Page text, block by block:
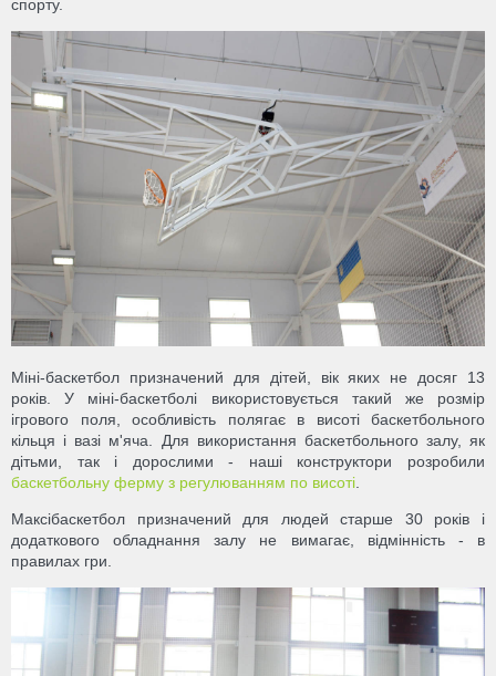
спорту.
Міні-баскетбол призначений для дітей, вік яких не досяг 13
років. У міні-баскетболі використовується такий же розмір
ігрового поля, особливість полягає в висоті баскетбольного
кільця і вазі м'яча. Для використання баскетбольного залу, як
дітьми, так і дорослими - наші конструктори розробили
баскетбольну ферму з регулюванням по висоті.
Максібаскетбол призначений для людей старше 30 років і
додаткового обладнання залу не вимагає, відмінність - в
правилах гри.